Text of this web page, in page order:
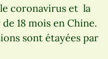
coronavirus et la
18 mois en Chine.
sont étayées par